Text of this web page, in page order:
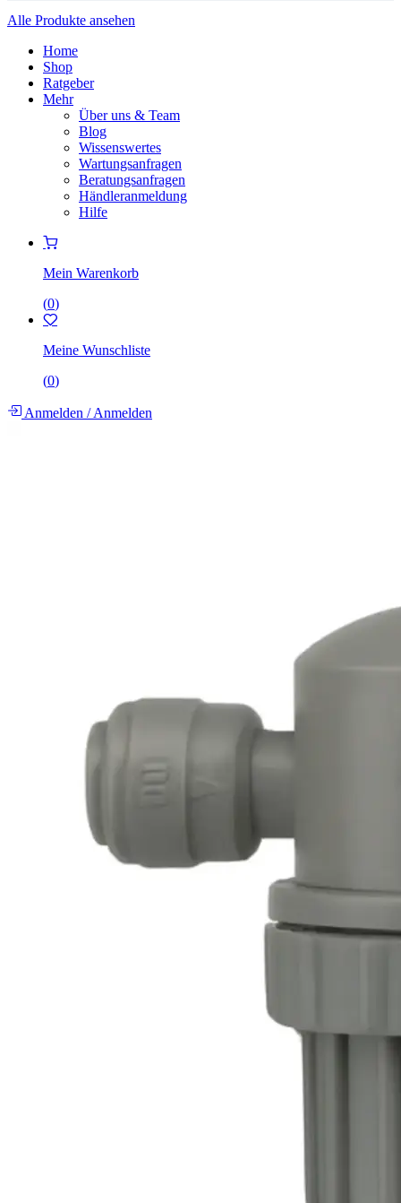
Alle Produkte ansehen
Home
Shop
Ratgeber
Mehr
Über uns & Team
Blog
Wissenswertes
Wartungsanfragen
Beratungsanfragen
Händleranmeldung
Hilfe
Mein Warenkorb
(0)
Meine Wunschliste
(0)
Anmelden /Anmelden